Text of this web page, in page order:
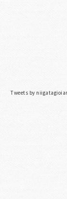
Tweets by